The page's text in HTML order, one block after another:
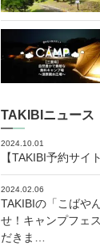
TAKIBIニュース
2024.10.01
【TAKIBI予約サイ
2024.02.06
TAKIBIの「こばや
せ！キャンプフェ
だきま…